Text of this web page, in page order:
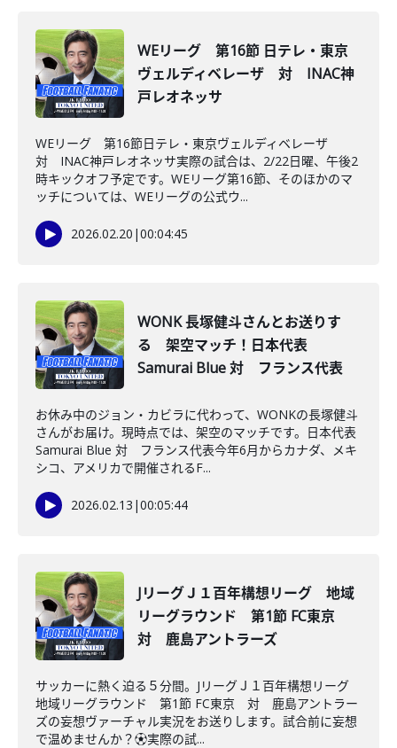
WEリーグ 第16節 日テレ・東京
ヴェルディベレーザ 対 INAC神
戸レオネッサ
WEリーグ 第16節日テレ・東京ヴェルディベレーザ
対 INAC神戸レオネッサ実際の試合は、2/22日曜、午後2
時キックオフ予定です。WEリーグ第16節、そのほかのマ
ッチについては、WEリーグの公式ウ...
2026.02.20 |00:04:45
WONK 長塚健斗さんとお送りす
る 架空マッチ！日本代表
Samurai Blue 対 フランス代表
お休み中のジョン・カビラに代わって、WONKの長塚健斗
さんがお届け。現時点では、架空のマッチです。日本代表
Samurai Blue 対 フランス代表今年6月からカナダ、メキ
シコ、アメリカで開催されるF...
2026.02.13 |00:05:44
JリーグＪ１百年構想リーグ 地域
リーグラウンド 第1節 FC東京
対 鹿島アントラーズ
サッカーに熱く迫る５分間。JリーグＪ１百年構想リーグ
地域リーグラウンド 第1節 FC東京 対 鹿島アントラー
ズの妄想ヴァーチャル実況をお送りします。試合前に妄想
で温めませんか？⚽️実際の試...